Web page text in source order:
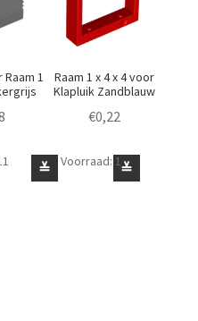
1
≚
Raam 1 x 4 x 4 voor
Klapluik Zandblauw
€0,22
Raam
1
≚
Voorraad: 1